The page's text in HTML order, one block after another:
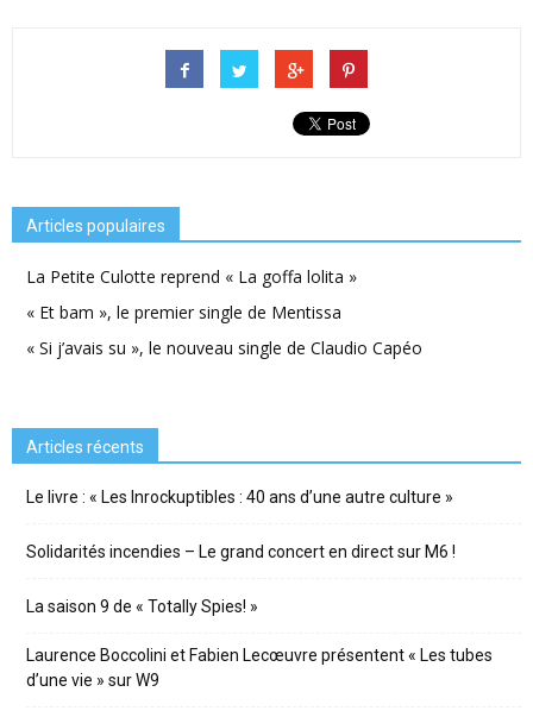
Articles populaires
La Petite Culotte reprend « La goffa lolita »
« Et bam », le premier single de Mentissa
« Si j’avais su », le nouveau single de Claudio Capéo
Articles récents
Le livre : « Les Inrockuptibles : 40 ans d’une autre culture »
Solidarités incendies – Le grand concert en direct sur M6 !
La saison 9 de « Totally Spies! »
Laurence Boccolini et Fabien Lecœuvre présentent « Les tubes
d’une vie » sur W9